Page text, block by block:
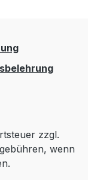
zzgl.
wenn